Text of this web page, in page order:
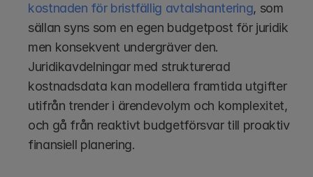
kostnaden för bristfällig avtalshantering, som
sällan syns som en egen budgetpost för juridik
men konsekvent undergräver den.
Juridikavdelningar med strukturerad
kostnadsdata kan modellera framtida utgifter
utifrån trender i ärendevolym och komplexitet,
och gå från reaktivt budgetförsvar till proaktiv
finansiell planering.